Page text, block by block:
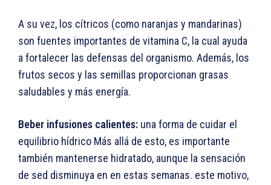
A su vez, los cítricos (como naranjas y mandarinas)
son fuentes importantes de vitamina C, la cual ayuda
a fortalecer las defensas del organismo. Además, los
frutos secos y las semillas proporcionan grasas
saludables y más energía.
Beber infusiones calientes: una forma de cuidar el
equilibrio hídrico Más allá de esto, es importante
también mantenerse hidratado, aunque la sensación
de sed disminuya en en estas semanas. este motivo,